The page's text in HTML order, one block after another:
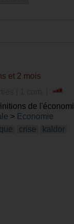
et 2 mois
de
> Economie
crise kaldor